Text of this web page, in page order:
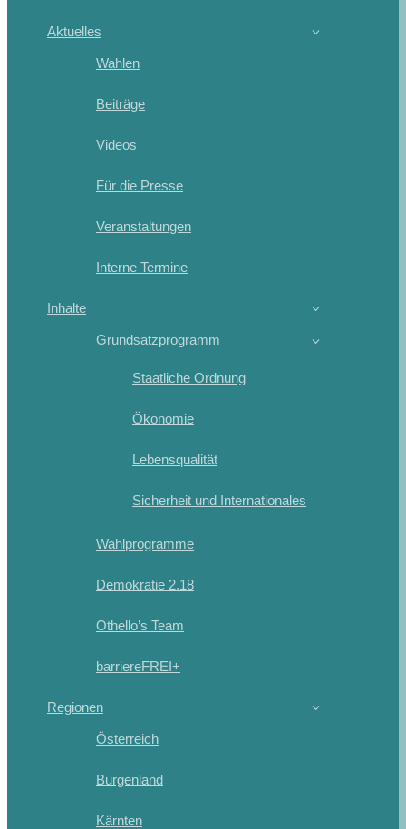
Aktuelles
Wahlen
Beiträge
Videos
Für die Presse
Veranstaltungen
Interne Termine
Inhalte
Grundsatzprogramm
Staatliche Ordnung
Ökonomie
Lebensqualität
Sicherheit und Internationales
Wahlprogramme
Demokratie 2.18
Othello’s Team
barriereFREI+
Regionen
Österreich
Burgenland
Kärnten